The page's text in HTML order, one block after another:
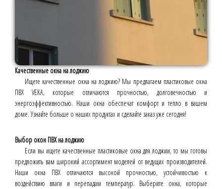
Качественные окна на лоджию
Ищете качественные окна на лоджию? Мы предлагаем пластиковые окна
ПВХ VEKA, которые отличаются прочностью, долговечностью и
энергоэффективностью. Наши окна обеспечат комфорт и тепло в вашем
доме. Узнайте больше о наших продуктах и сделайте заказ уже сегодня!
Выбор окон ПВХ на лоджию
Если вы ищете качественные пластиковые окна для лоджии, то мы готовы
предложить вам широкий ассортимент моделей от ведущих производителей.
Наши окна ПВХ отличаются высокой прочностью, устойчивостью к
воздействию влаги и перепадам температур. Выберите окна, которые